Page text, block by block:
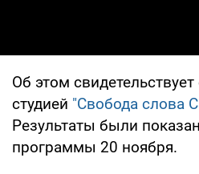
Об этом
студией "Свобода слова
Результаты были
программы 20 ноября.